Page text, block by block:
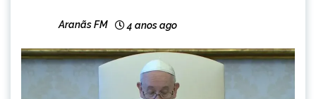
Aranãs FM 4 anos ago